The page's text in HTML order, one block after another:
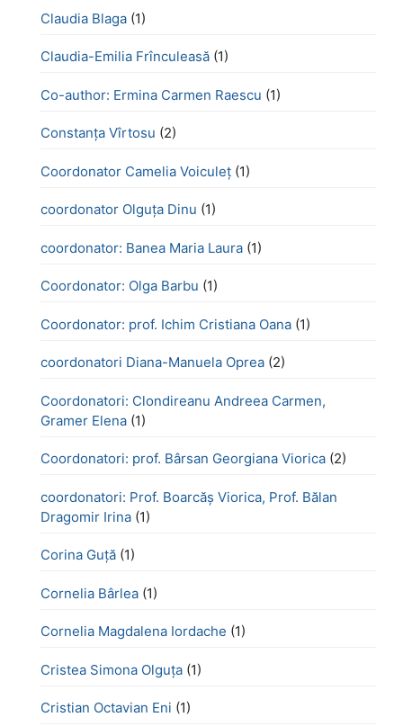
Claudia Blaga (1)
Claudia-Emilia Frînculeasă (1)
Co-author: Ermina Carmen Raescu (1)
Constanța Vîrtosu (2)
Coordonator Camelia Voiculeț (1)
coordonator Olguța Dinu (1)
coordonator: Banea Maria Laura (1)
Coordonator: Olga Barbu (1)
Coordonator: prof. Ichim Cristiana Oana (1)
coordonatori Diana-Manuela Oprea (2)
Coordonatori: Clondireanu Andreea Carmen,
Gramer Elena (1)
Coordonatori: prof. Bârsan Georgiana Viorica (2)
coordonatori: Prof. Boarcăș Viorica, Prof. Bălan
Dragomir Irina (1)
Corina Guță (1)
Cornelia Bârlea (1)
Cornelia Magdalena Iordache (1)
Cristea Simona Olguța (1)
Cristian Octavian Eni (1)